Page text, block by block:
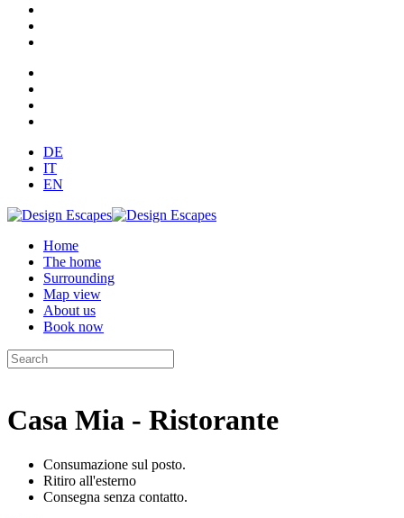
DE
IT
EN
Home
The home
Surrounding
Map view
About us
Book now
Casa Mia - Ristorante
Consumazione sul posto.
Ritiro all'esterno
Consegna senza contatto.